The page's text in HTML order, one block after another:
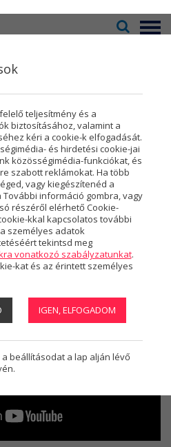
Menü
teljesítmény és a
biztosításához, valamint a
kéri a cookie-k elfogadását.
és hirdetési cookie-jai
közösségimédia-funkciókat, és
szabott reklámokat. Ha több
vagy kiegészítenéd a
információ gombra, vagy
részéről elérhető Cookie-
kkal kapcsolatos további
személyes adatok
tekintsd meg
vonatkozó szabályzatunkat.
kat és az érintett személyes
IGEN, ELFOGADOM
beállításodat a lap alján lévő